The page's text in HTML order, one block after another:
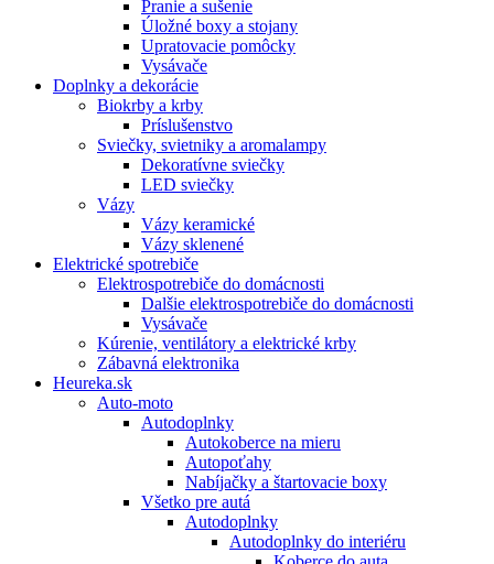
Pranie a sušenie
Úložné boxy a stojany
Upratovacie pomôcky
Vysávače
Doplnky a dekorácie
Biokrby a krby
Príslušenstvo
Sviečky, svietniky a aromalampy
Dekoratívne sviečky
LED sviečky
Vázy
Vázy keramické
Vázy sklenené
Elektrické spotrebiče
Elektrospotrebiče do domácnosti
Dalšie elektrospotrebiče do domácnosti
Vysávače
Kúrenie, ventilátory a elektrické krby
Zábavná elektronika
Heureka.sk
Auto-moto
Autodoplnky
Autokoberce na mieru
Autopoťahy
Nabíjačky a štartovacie boxy
Všetko pre autá
Autodoplnky
Autodoplnky do interiéru